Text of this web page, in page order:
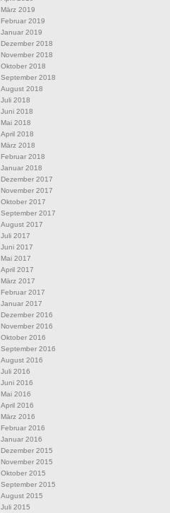
März 2019
Februar 2019
Januar 2019
Dezember 2018
November 2018
Oktober 2018
September 2018
August 2018
Juli 2018
Juni 2018
Mai 2018
April 2018
März 2018
Februar 2018
Januar 2018
Dezember 2017
November 2017
Oktober 2017
September 2017
August 2017
Juli 2017
Juni 2017
Mai 2017
April 2017
März 2017
Februar 2017
Januar 2017
Dezember 2016
November 2016
Oktober 2016
September 2016
August 2016
Juli 2016
Juni 2016
Mai 2016
April 2016
März 2016
Februar 2016
Januar 2016
Dezember 2015
November 2015
Oktober 2015
September 2015
August 2015
Juli 2015